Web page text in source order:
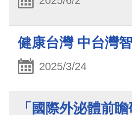
健康台灣 中台灣
2025/3/24
「國際外泌體前